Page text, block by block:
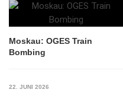
Moskau: OGES Train
Bombing
22. JUNI 2026